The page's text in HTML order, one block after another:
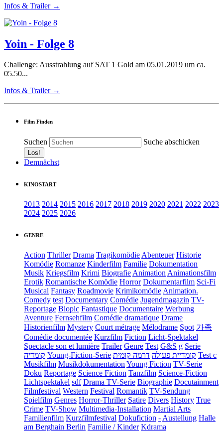
Infos & Trailer →
Yoin - Folge 8
Challenge: Ausstrahlung auf SAT 1 Gold am 05.01.2019 um ca.
05.50...
Infos & Trailer →
Film Finden
Suchen Suche abschicken
Demnächst
KINOSTART
2013 2014 2015 2016 2017 2018 2019 2020 2021 2022 2023
2024 2025 2026
GENRE
Action Thriller Drama Tragikomödie Abenteuer Historie
Komödie Romanze Kinderfilm Familie Dokumentation
Musik Kriegsfilm Krimi Biografie Animation Animationsfilm
Erotik Romantische Komödie Horror Dokumentarfilm Sci-Fi
Musical Fantasy Roadmovie Krimikomödie Animation.
Comedy test Documentary Comédie Jugendmagazin TV-
Reportage Biopic Fantastique Documentaire Werbung
Aventure Fernsehfilm Comédie dramatique Drame
Historienfilm Mystery Court métrage Mélodrame Spot 가족
Comédie documentée Kurzfilm Fiction Licht-Spektakel
Spectacle son et lumière Trailer Genre Test G&S g Serie
קומדיה Young-Fiction-Serie קומדיית פעולה דרמה קומית
Test c
Musikfilm Musikdokumentation Young Fiction TV-Serie
Doku Reportage Science Fiction Tanzfilm Science-Fiction
Lichtspektakel sdf Drama TV-Serie Biographie Docutainment
Filmfestival Western Festival Romantik TV-Sendung
Spielfilm Genres Horror-Thriller Satire Divers History True
Crime TV-Show Multimedia-Installation Martial Arts
Familienfilm Kurzfilmfestival Dokufiction - Austellung Halle
am Berghain Berlin Familie / Kinder Kdrama